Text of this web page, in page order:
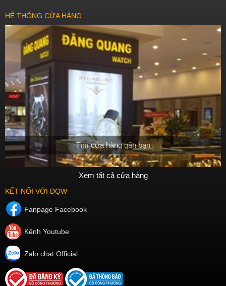
HỆ THỐNG CỬA HÀNG
Tìm cửa hàng gần bạn
Xem tất cả cửa hàng
KẾT NỐI VỚI DQW
Fanpage Facebook
Kênh Youtube
Zalo chat Official